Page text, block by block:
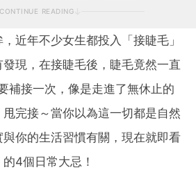
CONTINUE READING
近年不少女生都投入「接睫毛」
現，在接睫毛後，睫毛竟然一直
補接一次，像是走進了無休止的
完接～當你以為這一切都是自然
你的生活習慣有關，現在就即看
4個日常大忌！